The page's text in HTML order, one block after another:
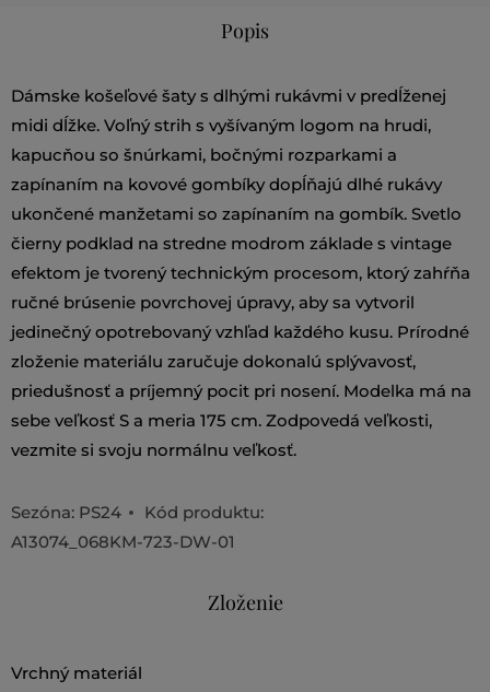
Popis
Dámske košeľové šaty s dlhými rukávmi v predĺženej
midi dĺžke. Voľný strih s vyšívaným logom na hrudi,
kapucňou so šnúrkami, bočnými rozparkami a
zapínaním na kovové gombíky dopĺňajú dlhé rukávy
ukončené manžetami so zapínaním na gombík. Svetlo
čierny podklad na stredne modrom základe s vintage
efektom je tvorený technickým procesom, ktorý zahŕňa
ručné brúsenie povrchovej úpravy, aby sa vytvoril
jedinečný opotrebovaný vzhľad každého kusu. Prírodné
zloženie materiálu zaručuje dokonalú splývavosť,
priedušnosť a príjemný pocit pri nosení. Modelka má na
sebe veľkosť S a meria 175 cm. Zodpovedá veľkosti,
vezmite si svoju normálnu veľkosť.
Sezóna: PS24
Kód produktu:
A13074_068KM-723-DW-01
Zloženie
vrchný materiál